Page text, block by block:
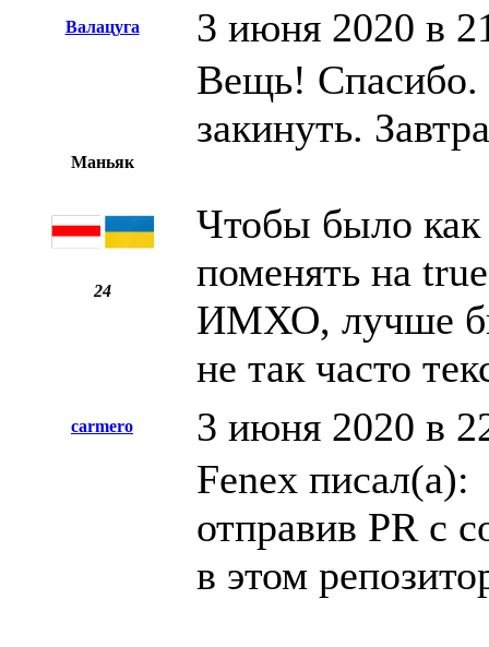
Валацуга 3 июня 2020 в
Маньяк
24
Вещь! Спасибо.
закинуть.
Чтобы было
поменять на
ИМХО, лучше
не так часто
carmero 3 июня 2020 в
Fenex писал(а):
отправив PR с
в этом